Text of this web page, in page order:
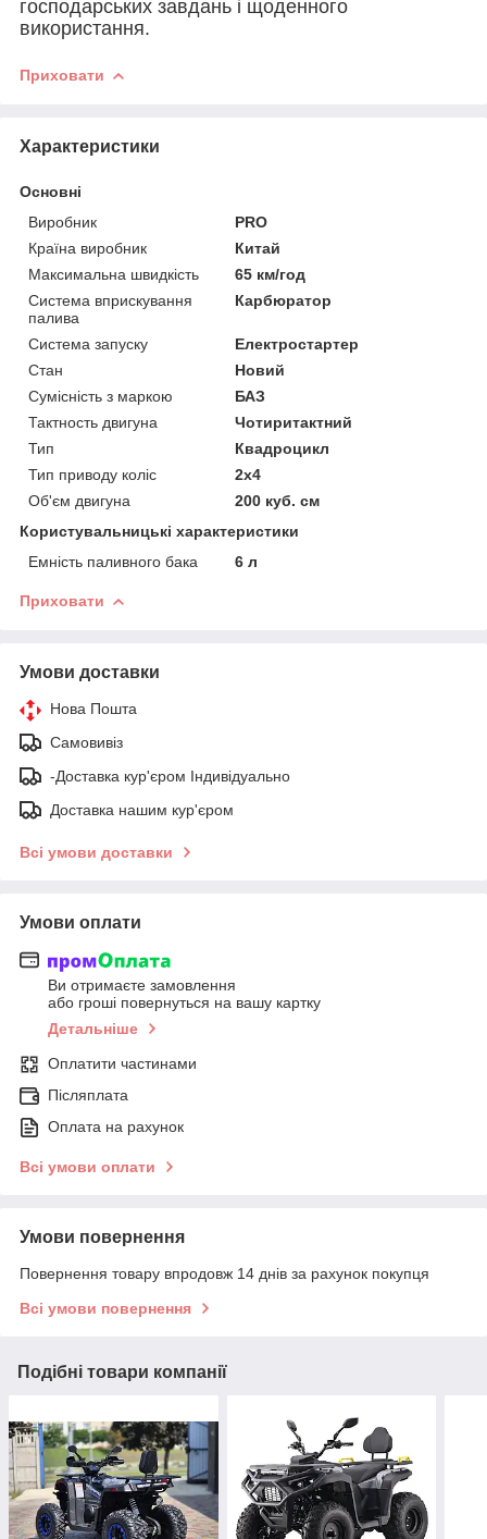
господарських завдань і щоденного
використання.
Приховати
Характеристики
Основні
Виробник
PRO
Країна виробник
Китай
Максимальна швидкість
65 км/год
Система вприскування
палива
Карбюратор
Система запуску
Електростартер
Стан
Новий
Сумісність з маркою
БАЗ
Тактность двигуна
Чотиритактний
Тип
Квадроцикл
Тип приводу коліс
2х4
Об'єм двигуна
200 куб. см
Користувальницькі характеристики
Емність паливного бака
6 л
Приховати
Умови доставки
Нова Пошта
Самовивіз
-Доставка кур'єром Індивідуально
Доставка нашим кур'єром
Всі умови доставки
Умови оплати
Ви отримаєте замовлення
або гроші повернуться на вашу картку
Детальніше
Оплатити частинами
Післяплата
Оплата на рахунок
Всі умови оплати
Умови повернення
Повернення товару впродовж 14 днів за рахунок покупця
Всі умови повернення
Подібні товари компанії